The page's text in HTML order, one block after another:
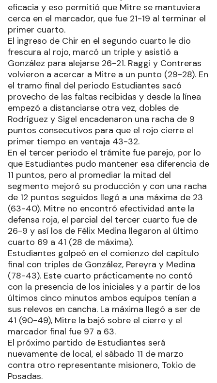
eficacia y eso permitió que Mitre se mantuviera
cerca en el marcador, que fue 21-19 al terminar el
primer cuarto.
El ingreso de Chir en el segundo cuarto le dio
frescura al rojo, marcó un triple y asistió a
González para alejarse 26-21. Raggi y Contreras
volvieron a acercar a Mitre a un punto (29-28). En
el tramo final del periodo Estudiantes sacó
provecho de las faltas recibidas y desde la línea
empezó a distanciarse otra vez, dobles de
Rodríguez y Sigel encadenaron una racha de 9
puntos consecutivos para que el rojo cierre el
primer tiempo en ventaja 43-32.
En el tercer periodo el trámite fue parejo, por lo
que Estudiantes pudo mantener esa diferencia de
11 puntos, pero al promediar la mitad del
segmento mejoró su producción y con una racha
de 12 puntos seguidos llegó a una máxima de 23
(63-40). Mitre no encontró efectividad ante la
defensa roja, el parcial del tercer cuarto fue de
26-9 y así los de Félix Medina llegaron al último
cuarto 69 a 41 (28 de máxima).
Estudiantes golpeó en el comienzo del capítulo
final con triples de González, Pereyra y Medina
(78-43). Este cuarto prácticamente no contó
con la presencia de los iniciales y a partir de los
últimos cinco minutos ambos equipos tenían a
sus relevos en cancha. La máxima llegó a ser de
41 (90-49), Mitre la bajó sobre el cierre y el
marcador final fue 97 a 63.
El próximo partido de Estudiantes será
nuevamente de local, el sábado 11 de marzo
contra otro representante misionero, Tokio de
Posadas.